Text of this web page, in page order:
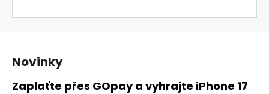
Z
Novinky
Zaplaťte přes GOpay a vyhrajte iPhone 17